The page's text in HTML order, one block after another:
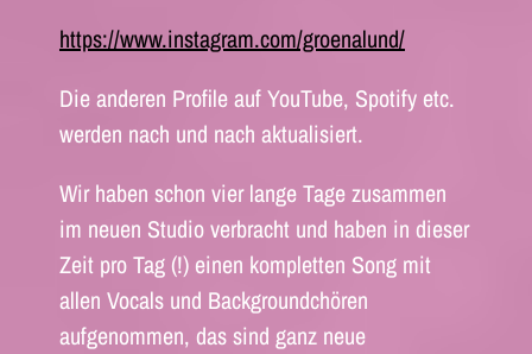
https://www.instagram.com/groenalund/
Die anderen Profile auf YouTube, Spotify etc.
werden nach und nach aktualisiert.
Wir haben schon vier lange Tage zusammen
im neuen Studio verbracht und haben in dieser
Zeit pro Tag (!) einen kompletten Song mit
allen Vocals und Backgroundchören
aufgenommen, das sind ganz neue